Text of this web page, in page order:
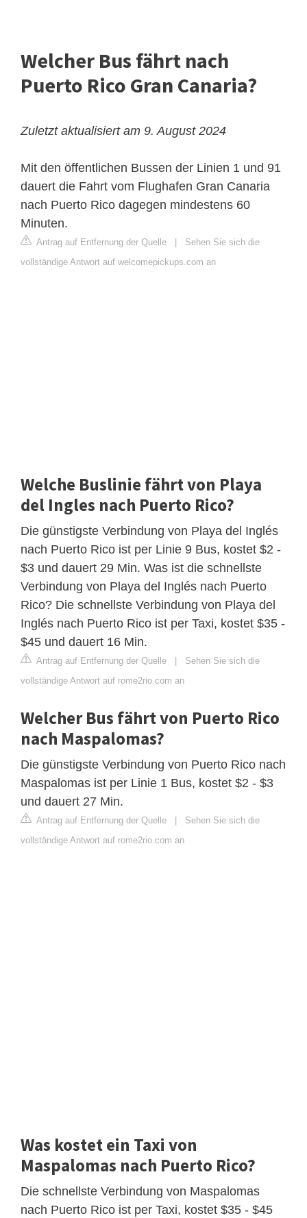
Welcher Bus fährt nach
Puerto Rico Gran Canaria?
Zuletzt aktualisiert am 9. August 2024
Mit den öffentlichen Bussen der Linien 1 und 91
dauert die Fahrt vom Flughafen Gran Canaria
nach Puerto Rico dagegen mindestens 60
Minuten.
Antrag auf Entfernung der Quelle
Sehen Sie sich die
vollständige Antwort auf welcomepickups.com an
Welche Buslinie fährt von Playa
del Ingles nach Puerto Rico?
Die günstigste Verbindung von Playa del Inglés
nach Puerto Rico ist per Linie 9 Bus, kostet $2 -
$3 und dauert 29 Min. Was ist die schnellste
Verbindung von Playa del Inglés nach Puerto
Rico? Die schnellste Verbindung von Playa del
Inglés nach Puerto Rico ist per Taxi, kostet $35 -
$45 und dauert 16 Min.
Antrag auf Entfernung der Quelle
Sehen Sie sich die
vollständige Antwort auf rome2rio.com an
Welcher Bus fährt von Puerto Rico
nach Maspalomas?
Die günstigste Verbindung von Puerto Rico nach
Maspalomas ist per Linie 1 Bus, kostet $2 - $3
und dauert 27 Min.
Antrag auf Entfernung der Quelle
Sehen Sie sich die
vollständige Antwort auf rome2rio.com an
Was kostet ein Taxi von
Maspalomas nach Puerto Rico?
Die schnellste Verbindung von Maspalomas
nach Puerto Rico ist per Taxi, kostet $35 - $45